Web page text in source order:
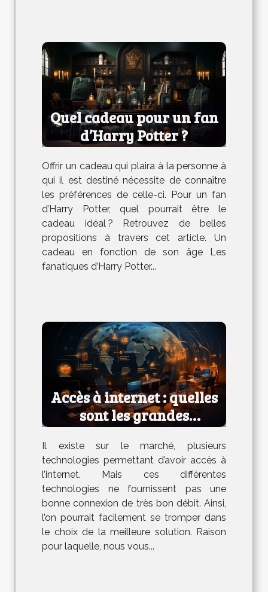
Quel cadeau pour un fan
d’Harry Potter ?
Offrir un cadeau qui plaira à la personne à
qui il est destiné nécessite de connaître
les préférences de celle-ci. Pour un fan
d’Harry Potter, quel pourrait être le
cadeau idéal ? Retrouvez de belles
propositions à travers cet article. Un
cadeau en fonction de son âge Les
fanatiques d’Harry Potter...
Accès à internet : quelles
sont les grandes
technologies ?
Il existe sur le marché, plusieurs
technologies permettant d’avoir accès à
l’internet. Mais ces différentes
technologies ne fournissent pas une
bonne connexion de très bon débit. Ainsi,
l’on pourrait facilement se tromper dans
le choix de la meilleure solution. Raison
pour laquelle, nous vous...